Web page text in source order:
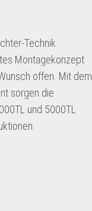
Technik
Montagekonzept
offen. Mit dem
sorgen die
und 5000TL